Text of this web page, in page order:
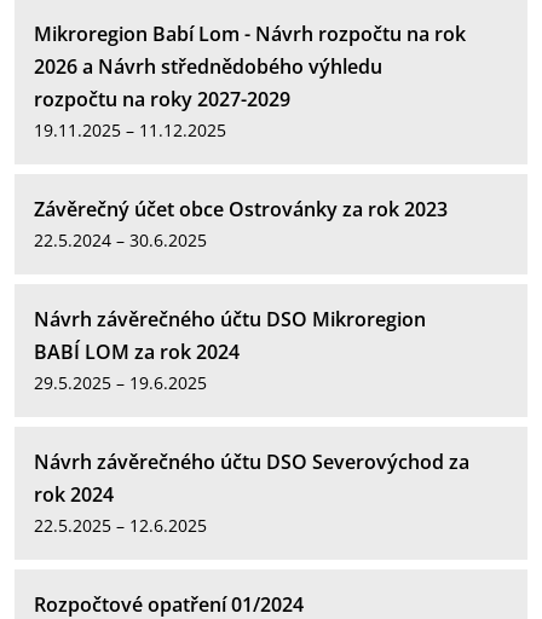
Mikroregion Babí Lom - Návrh rozpočtu na rok
2026 a Návrh střednědobého výhledu
rozpočtu na roky 2027-2029
19.11.2025 – 11.12.2025
Závěrečný účet obce Ostrovánky za rok 2023
22.5.2024 – 30.6.2025
Návrh závěrečného účtu DSO Mikroregion
BABÍ LOM za rok 2024
29.5.2025 – 19.6.2025
Návrh závěrečného účtu DSO Severovýchod za
rok 2024
22.5.2025 – 12.6.2025
Rozpočtové opatření 01/2024